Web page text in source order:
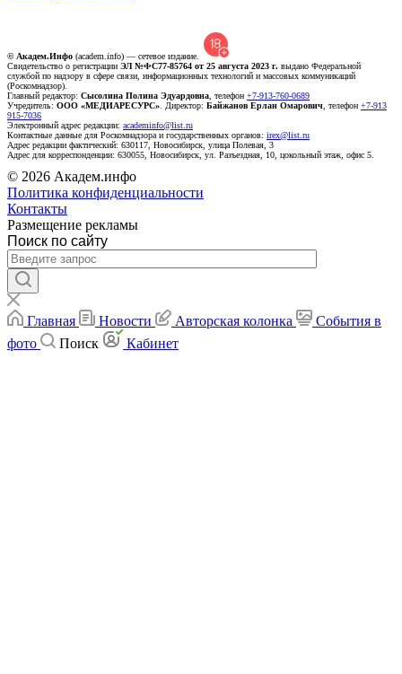
© Академ.Инфо (academ.info) — сетевое издание.
Свидетельство о регистрации ЭЛ №ФС77-85764 от 25 августа 2023 г. выдано Федеральной
службой по надзору в сфере связи, информационных технологий и массовых коммуникаций
(Роскомнадзор).
Главный редактор: Сысолина Полина Эдуардовна , телефон +7-913-760-0689
Учредитель: ООО «МЕДИАРЕСУРС» . Директор: Байжанов Ерлан Омарович , телефон +7-913
915-7036
Электронный адрес редакции: academinfo@list.ru
Контактные данные для Роскомнадзора и государственных органов: irex@list.ru
Адрес редакции фактический: 630117, Новосибирск, улица Полевая, 3
Адрес для корреспонденции: 630055, Новосибирск, ул. Разъездная, 10, цокольный этаж, офис 5.
© 2026 Академ.инфо
Политика конфиденциальности
Контакты
Размещение рекламы
Поиск по сайту
Главная Новости Авторская колонка
События в
фото
Поиск Кабинет